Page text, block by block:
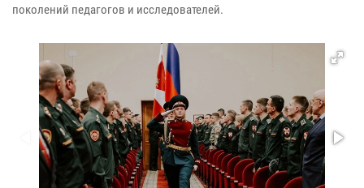
поколений педагогов и исследователей.